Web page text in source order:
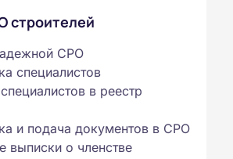
строителей
СРО
специалистов
в реестр
и подача документов в СРО
выписки о членстве